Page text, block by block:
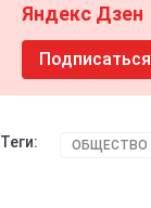
Яндекс Дзен
Подписаться
Теги: ОБЩЕСТВО